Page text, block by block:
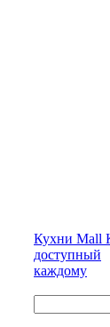
Кухни Mall
доступный
каждому